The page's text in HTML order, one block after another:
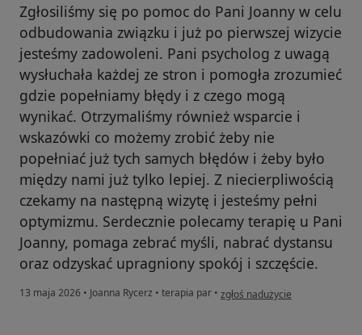
Zgłosiliśmy się po pomoc do Pani Joanny w celu
odbudowania związku i już po pierwszej wizycie
jesteśmy zadowoleni. Pani psycholog z uwagą
wysłuchała każdej ze stron i pomogła zrozumieć
gdzie popełniamy błędy i z czego mogą
wynikać. Otrzymaliśmy również wsparcie i
wskazówki co możemy zrobić żeby nie
popełniać już tych samych błędów i żeby było
między nami już tylko lepiej. Z niecierpliwością
czekamy na następną wizytę i jesteśmy pełni
optymizmu. Serdecznie polecamy terapię u Pani
Joanny, pomaga zebrać myśli, nabrać dystansu
oraz odzyskać upragniony spokój i szczęście.
13 maja 2026 • Joanna Rycerz • terapia par • w opinii użytkownika Kamil
zgłoś nadużycie